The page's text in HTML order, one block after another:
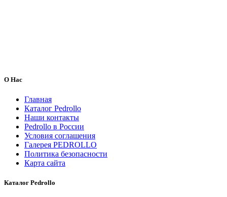
О Нас
Главная
Каталог Pedrollo
Наши контакты
Pedrollo в России
Условия соглашения
Галерея PEDROLLO
Политика безопасности
Карта сайта
Каталог Pedrollo